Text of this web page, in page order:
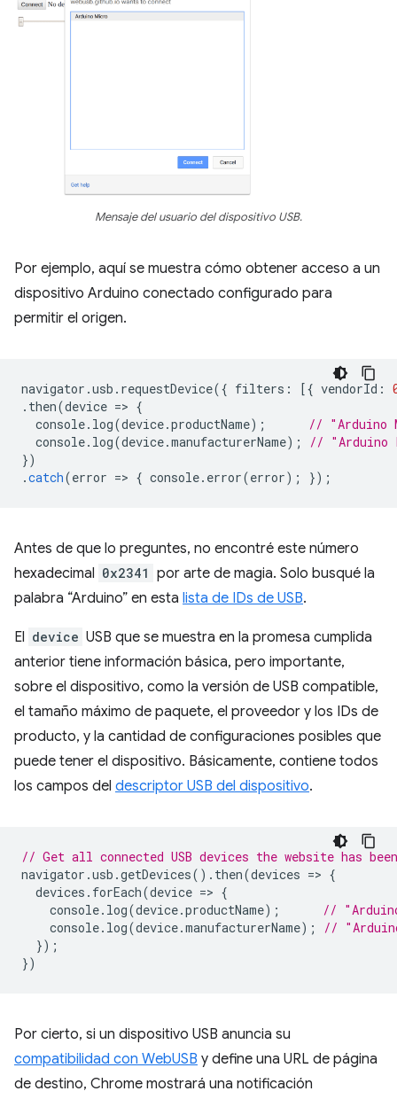
Mensaje del usuario del dispositivo USB.
Por ejemplo, aquí se muestra cómo obtener acceso a un
dispositivo Arduino conectado configurado para
permitir el origen.
navigator .usb . requestDevice({ filters : [{ vendorId :
. then(device => {
console. log(device.productName);
// "Arduino
console. log(device.manufacturerName);
// "Arduino
})
.catch(error => { console. error(error); });
Antes de que lo preguntes, no encontré este número
hexadecimal 0x2341 por arte de magia. Solo busqué la
palabra “Arduino” en esta lista de IDs de USB.
El device USB que se muestra en la promesa cumplida
anterior tiene información básica, pero importante,
sobre el dispositivo, como la versión de USB compatible,
el tamaño máximo de paquete, el proveedor y los IDs de
producto, y la cantidad de configuraciones posibles que
puede tener el dispositivo. Básicamente, contiene todos
los campos del descriptor USB del dispositivo.
// Get all connected USB devices the website has
navigator .usb .getDevices(). then(devices => {
devices . forEach(device => {
console. log(device.productName);
//
console. log(device.manufacturerName);
//
});
})
Por cierto, si un dispositivo USB anuncia su
compatibilidad con WebUSB y define una URL de página
de destino, Chrome mostrará una notificación